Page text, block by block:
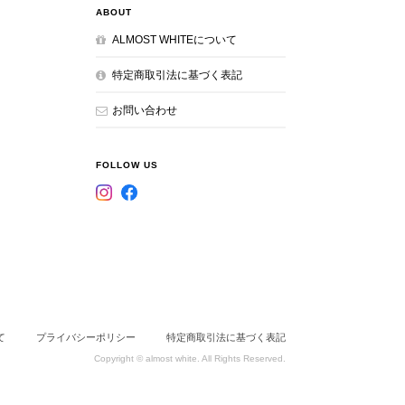
ABOUT
ALMOST WHITEについて
特定商取引法に基づく表記
お問い合わせ
FOLLOW US
プライバシーポリシー 特定商取引法に基づく表記
Copyright © almost white. All Rights Reserved.